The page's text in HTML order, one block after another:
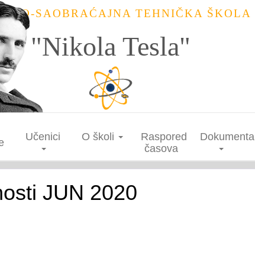
SAOBRAĆAJNA TEHNIČKA ŠKOLA
"Nikola Tesla"
Učenici O školi
Raspored
časova
Dokumenta
JUN 2020